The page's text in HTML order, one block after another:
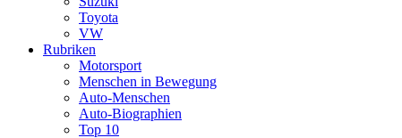
Toyota
VW
Rubriken
Motorsport
Menschen in Bewegung
Auto-Menschen
Auto-Biographien
Top 10